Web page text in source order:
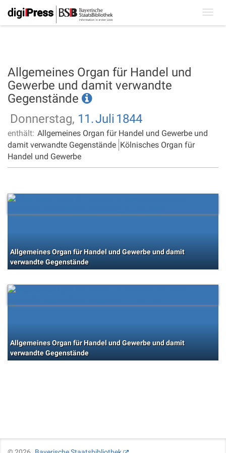
Allgemeines Organ für Handel und
Gewerbe und damit verwandte
Gegenstände
Donnerstag, 11.Juli 1844
enthält: Allgemeines Organ für Handel und Gewerbe und
damit verwandte Gegenstände Kölnisches Organ für
Handel und Gewerbe
Allgemeines Organ für Handel und Gewerbe und damit
verwandte Gegenstände
Allgemeines Organ für Handel und Gewerbe und damit
verwandte Gegenstände